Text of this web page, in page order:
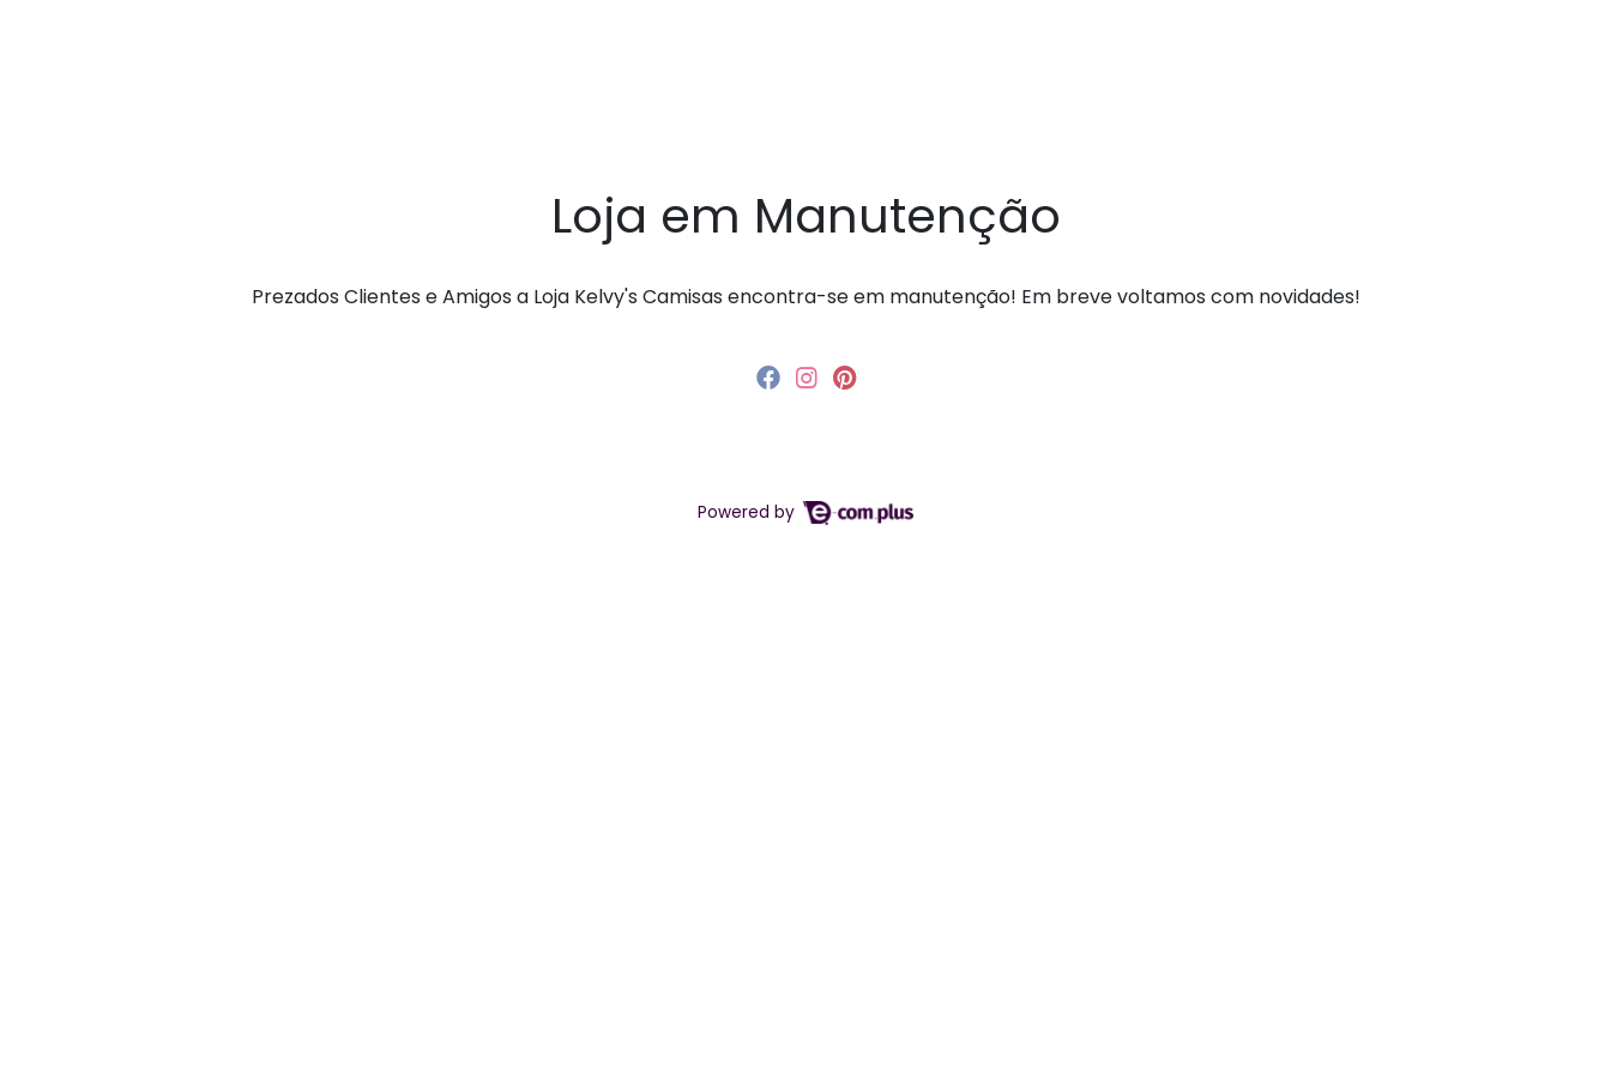
Loja em Manutenção
P rezados Clientes e Amigos a Loja Kelvy's Camisas encontra-se em manutenção! Em breve voltamos com novidades!
Powered by